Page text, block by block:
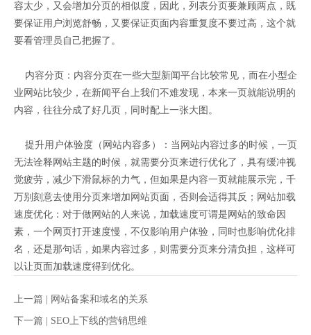
容太少，又会增加分页的相似度，因此，列表分页要兼顾两点，既
要保证用户浏览舒畅，又要保证页面内容重复度不要过高，这个就
要看管理员自己把握了。
内容分页：内容分页在一些大型新闻平台比较常见，而在小型企
业网站比较少，在新闻平台上我们不难发现，本来一页就能说明的
内容，往往分成了好几页，同时配上一张大图。
提升用户体验度（网站内容多）：当网站内容过多的时候，一页
无法诠释网站主题的时候，就需要分页来进行优化了，具有缓冲视
觉疲劳，减少下滑鼠标的力气，但如果是内容一页就能展示完，千
万别刻意去使用分页来增加网站页面，否则会适得其反；网站加载
速度优化：对于做网站的人来说，加载速度可谓是网站的致命因
素，一个网页打开速度慢，不仅影响用户体验，同时也影响优化排
名，还是那句话，如果内容过多，则需要分页来分清负担，这样可
以让页面加载速度得到优化。
上一篇 | 网站备案和域名的关系
下一篇 | SEO上下线的营销思维